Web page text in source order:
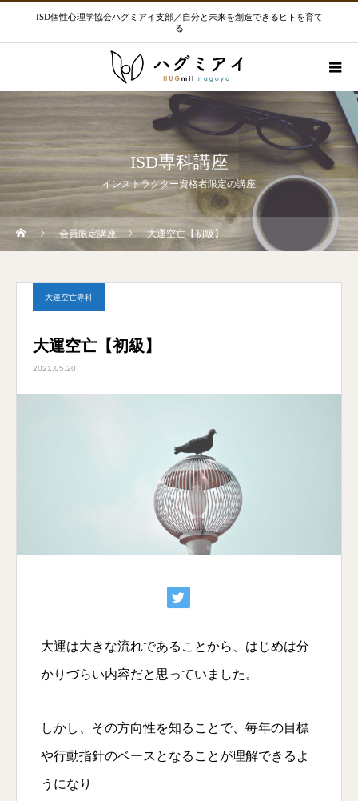
ISD個性心理学協会ハグミアイ支部／自分と未来を創造できるヒトを育て
る
ISD専科講座
インストラクター資格者限定の講座
会員限定講座 大運空亡【初級】
大運空亡専科
大運空亡【初級】
2021.05.20
大運は大きな流れであることから、はじめは分
かりづらい内容だと思っていました。
しかし、その方向性を知ることで、毎年の目標
や行動指針のベースとなることが理解できるよ
うになり